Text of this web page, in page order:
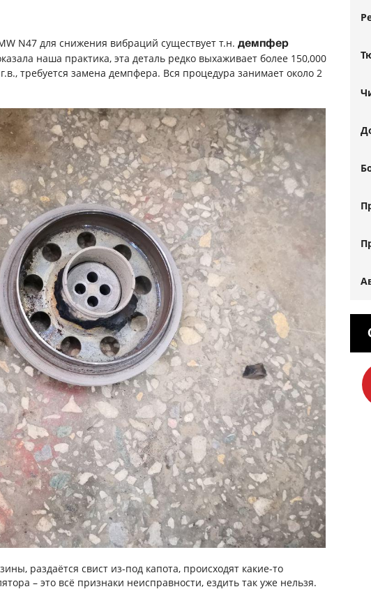
N47 для снижения вибраций существует т.н. демпфер
наша практика, эта деталь редко выхаживает более 150,000
требуется замена демпфера. Вся процедура занимает около 2
раздаётся свист из-под капота, происходят какие-то
– это всё признаки неисправности, ездить так уже нельзя.